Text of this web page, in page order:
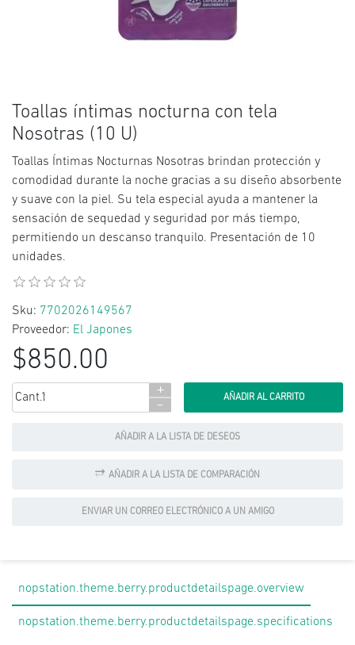
Toallas íntimas nocturna con tela
Nosotras (10 U)
Toallas Íntimas Nocturnas Nosotras brindan protección y
comodidad durante la noche gracias a su diseño absorbente
y suave con la piel. Su tela especial ayuda a mantener la
sensación de sequedad y seguridad por más tiempo,
permitiendo un descanso tranquilo. Presentación de 10
unidades.
Sku: 7702026149567
Proveedor: El Japones
$850.00
Cant.:
+
-
AÑADIR A LA LISTA DE DESEOS
AÑADIR A LA LISTA DE COMPARACIÓN
ENVIAR UN CORREO ELECTRÓNICO A UN AMIGO
nopstation.theme.berry.productdetailspage.overview
nopstation.theme.berry.productdetailspage.specifications